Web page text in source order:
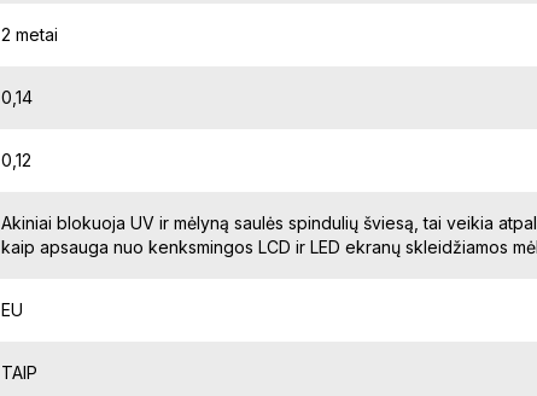
2 metai
0,14
0,12
Akiniai blokuoja UV ir mėlyną saulės spindulių šviesą, tai veikia
kaip apsauga nuo kenksmingos LCD ir LED ekranų skleidžiamos
EU
TAIP